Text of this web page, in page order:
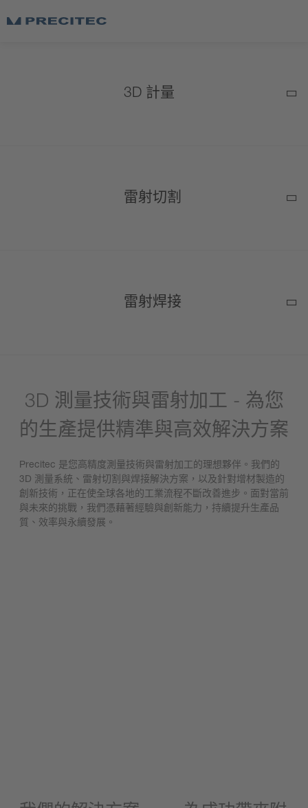
3D 計量
雷射切割
雷射焊接
3D 測量技術與雷射加工 - 為您
的生產提供精準與高效解決方案
Precitec 是您高精度測量技術與雷射加工的理想夥伴。我們的
3D 測量系統、雷射切割與焊接解決方案，以及針對增材製造的
創新技術，正在使全球各地的工業流程不斷改善進步。面對當前
與未來的挑戰，我們憑藉著經驗與創新能力，持續提升生產品
質、效率與永續發展。